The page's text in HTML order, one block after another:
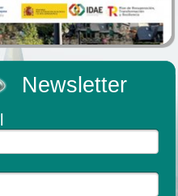
Newsletter